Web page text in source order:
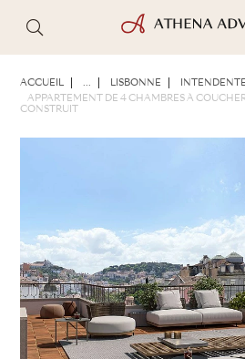
ACCUEIL ... LISBONNE INTENDENTE
APPARTEMENT DE 4 CHAMBRES À
CONSTRUIT